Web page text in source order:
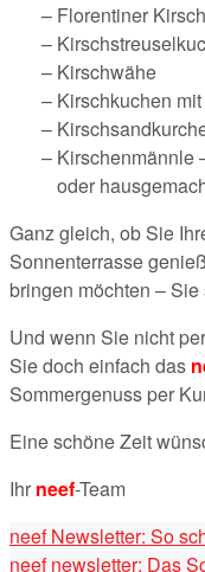
Florentiner
Kirschwähe
Kirschkuchen
Kirschenmännle
oder
Ganz gleich, ob Sie
Sonnenterrasse
bringen möchten –
Und wenn Sie nicht
Sie doch einfach das
Sommergenuss per
Eine schöne Zeit
Ihr neef-Team
neef Newsletter: So
neef newsletter: Das